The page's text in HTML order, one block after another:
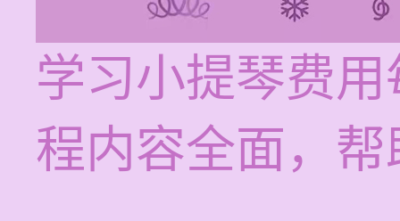
学习小提琴费
程内容全面，